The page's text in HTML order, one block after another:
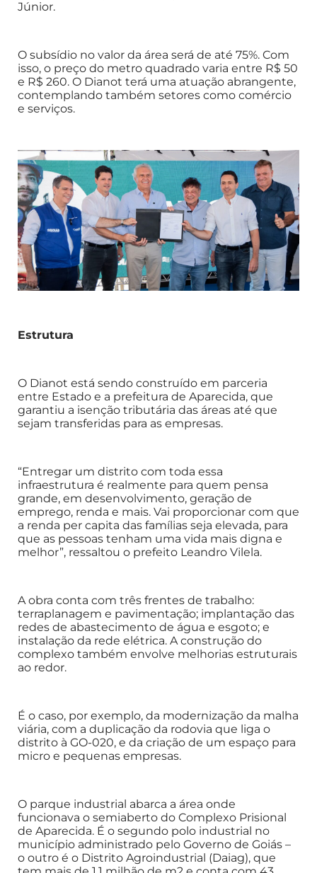
Júnior.
O subsídio no valor da área será de até 75%. Com
isso, o preço do metro quadrado varia entre R$ 50
e R$ 260. O Dianot terá uma atuação abrangente,
contemplando também setores como comércio
e serviços.
Estrutura
O Dianot está sendo construído em parceria
entre Estado e a prefeitura de Aparecida, que
garantiu a isenção tributária das áreas até que
sejam transferidas para as empresas.
“Entregar um distrito com toda essa
infraestrutura é realmente para quem pensa
grande, em desenvolvimento, geração de
emprego, renda e mais. Vai proporcionar com que
a renda per capita das famílias seja elevada, para
que as pessoas tenham uma vida mais digna e
melhor”, ressaltou o prefeito Leandro Vilela.
A obra conta com três frentes de trabalho:
terraplanagem e pavimentação; implantação das
redes de abastecimento de água e esgoto; e
instalação da rede elétrica. A construção do
complexo também envolve melhorias estruturais
ao redor.
É o caso, por exemplo, da modernização da malha
viária, com a duplicação da rodovia que liga o
distrito à GO-020, e da criação de um espaço para
micro e pequenas empresas.
O parque industrial abarca a área onde
funcionava o semiaberto do Complexo Prisional
de Aparecida. É o segundo polo industrial no
município administrado pelo Governo de Goiás –
o outro é o Distrito Agroindustrial (Daiag), que